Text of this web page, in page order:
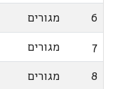
6 מגורים
7
מגורים
8
מגורים